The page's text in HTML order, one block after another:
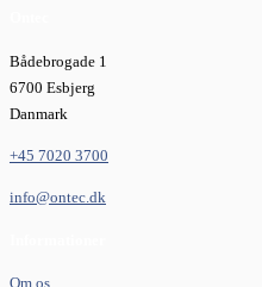
Bådebrogade 1
6700 Esbjerg
Danmark
+45 7020 3700
info@ontec.dk
Om os